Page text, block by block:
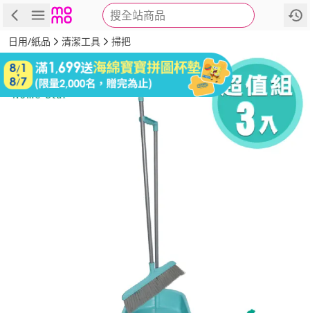
搜全站商品
商品 評價 詳情
日用/紙品 清潔工具 掃把